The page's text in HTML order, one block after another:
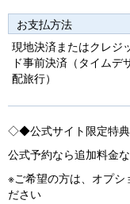
vi
o
u
s
お支払方法
現地決済またはクレジ
ド事前決済（タイムデ
配旅行）
◇◆公式サイト限定特
公式予約なら追加料金
※ご希望の方は、オプシ
ださい